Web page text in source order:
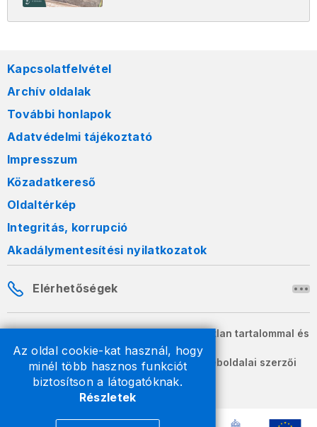
Az oldal cookie-kat használ, hogy
minél több hasznos funkciót
biztosítson a látogatóknak.
Részletek
Kapcsolatfelvétel
Archív oldalak
További honlapok
Adatvédelmi tájékoztató
Impresszum
Közadatkereső
Oldaltérkép
Integritás, korrupció
Akadálymentesítési nyilatkozatok
Elérhetőségek
A honlapon szereplő információk változatlan tartalommal és
formában szabadon terjeszthetők.
2026 © A Nemzeti Adó- és Vámhivatal weboldalai szerzői
jogvédelem alatt állnak.